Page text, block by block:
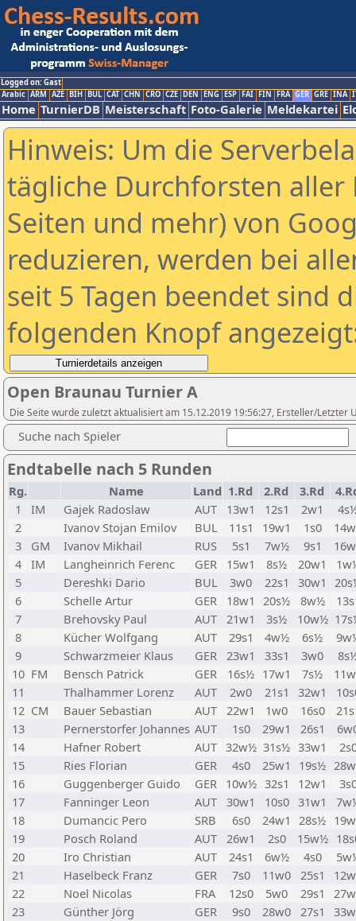
Logged on: Gast
Arabic ARM AZE BIH BUL CAT CHN CRO CZE DEN ENG ESP FAI FIN FRA GER GRE INA
Home TurnierDB Meisterschaft Foto-Galerie Meldekartei
Hinweis: Um die
tägliche Durchforsten aller
Seiten und mehr) von
reduzieren, werden bei
seit 5 Tagen beendet sind
folgenden Knopf
Open Braunau Turnier A
Die Seite wurde zuletzt aktualisiert am 15.12.2019 19:56:27, Ersteller/Letzter
Suche nach Spieler
Endtabelle nach 5 Runden
Rg. Name Land 1.Rd 2.Rd 3.Rd
1
IM Gajek Radoslaw AUT 13w1 12s1 2w1
2
Ivanov Stojan Emilov BUL 11s1 19w1 1s0
3
GM Ivanov Mikhail RUS 5s1 7w½ 9s1
4 IM Langheinrich Ferenc GER 15w1 8s½ 20w1
5
Dereshki Dario BUL 3w0 22s1 30w1
6
Schelle Artur GER 18w1 20s½ 8w½
7
Brehovsky Paul AUT 21w1 3s½ 10w½
8
Kücher Wolfgang AUT 29s1 4w½ 6s½
9
Schwarzmeier Klaus GER 23w1 33s1 3w0
10 FM Bensch Patrick GER 16s½ 17w1 7s½
11
Thalhammer Lorenz AUT 2w0 21s1 32w1
12 CM Bauer Sebastian AUT 22w1 1w0 16s0
13
Pernerstorfer Johannes AUT 1s0 29w1 26s1
14
Hafner Robert AUT 32w½ 31s½ 33w1
15
Ries Florian GER 4s0 25w1 19s½
16
Guggenberger Guido GER 10w½ 32s1 12w1
17
Fanninger Leon AUT 30w1 10s0 31w1
18
Dumancic Pero SRB 6s0 24w1 28s½
19
Posch Roland AUT 26w1 2s0 15w½
20
Iro Christian AUT 24s1 6w½ 4s0
21
Haselbeck Franz GER 7s0 11w0 25s1
22
Noel Nicolas FRA 12s0 5w0 29s1
23
Günther Jörg GER 9s0 28w0 27s1